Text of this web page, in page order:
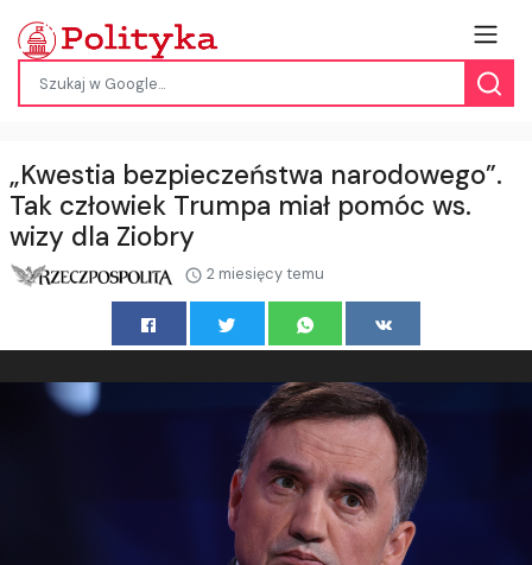
„Kwestia bezpieczeństwa narodowego”.
Tak człowiek Trumpa miał pomóc ws.
wizy dla Ziobry
2 miesięcy temu